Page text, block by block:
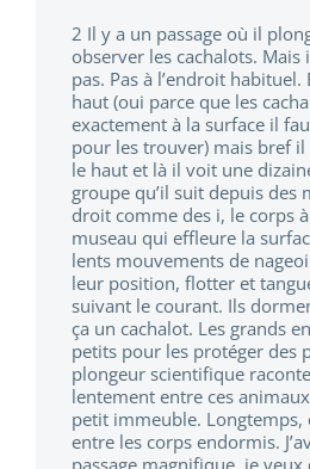
2 Il y a un passage où il
observer les cachalots. Mais
pas. Pas à l’endroit habituel.
haut (oui parce que les
exactement à la surface il
pour les trouver) mais bref
le haut et là il voit une
groupe qu’il suit depuis des
droit comme des i, le corps
museau qui effleure la
lents mouvements de
leur position, flotter et
suivant le courant. Ils
ça un cachalot. Les grands
petits pour les protéger des
plongeur scientifique
lentement entre ces
petit immeuble. Longtemps,
entre les corps endormis.
passage magnifique, je